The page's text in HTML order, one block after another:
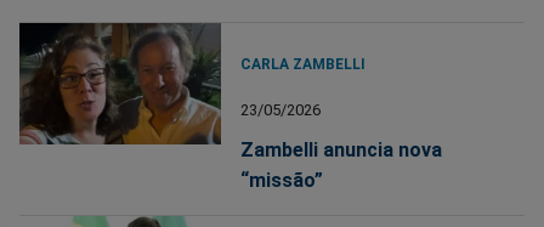
CARLA ZAMBELLI
23/05/2026
Zambelli anuncia nova
“missão”